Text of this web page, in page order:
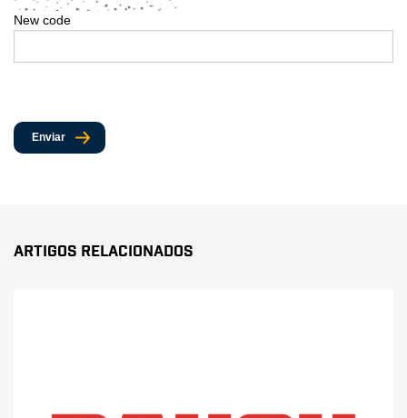
New code
Enviar
Artigos Relacionados